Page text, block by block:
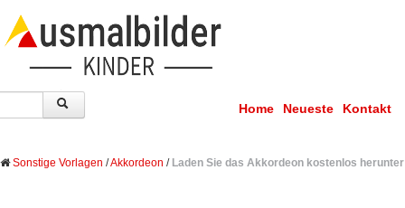
Home Neueste Kontakt
Sonstige Vorlagen /Akkordeon / Laden Sie das Akkordeon kostenlos herunter